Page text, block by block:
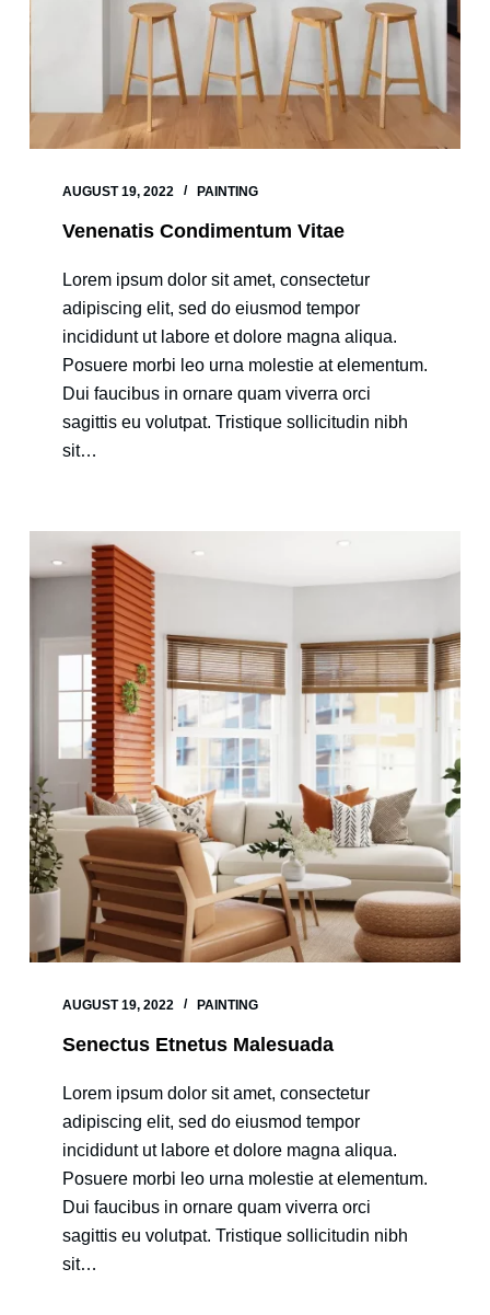
AUGUST 19, 2022 PAINTING
Venenatis Condimentum Vitae
Lorem ipsum dolor sit amet, consectetur
adipiscing elit, sed do eiusmod tempor
incididunt ut labore et dolore magna aliqua.
Posuere morbi leo urna molestie at elementum.
Dui faucibus in ornare quam viverra orci
sagittis eu volutpat. Tristique sollicitudin nibh
sit…
AUGUST 19, 2022 PAINTING
Senectus Etnetus Malesuada
Lorem ipsum dolor sit amet, consectetur
adipiscing elit, sed do eiusmod tempor
incididunt ut labore et dolore magna aliqua.
Posuere morbi leo urna molestie at elementum.
Dui faucibus in ornare quam viverra orci
sagittis eu volutpat. Tristique sollicitudin nibh
sit…